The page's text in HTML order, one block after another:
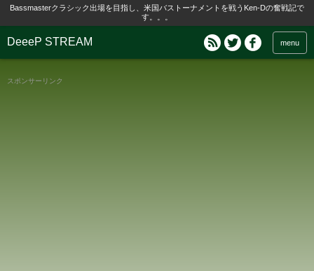
Bassmasterクラシック出場を目指し、米国バストーナメントを戦うKen-Dの奮戦記で
す。。。
DeeeP STREAM menu
スポンサーリンク